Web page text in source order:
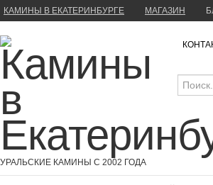
КАМИНЫ В ЕКАТЕРИНБУРГЕ МАГАЗИН
УРАЛЬСКИЕ КАМИНЫ С 2002 ГОДА